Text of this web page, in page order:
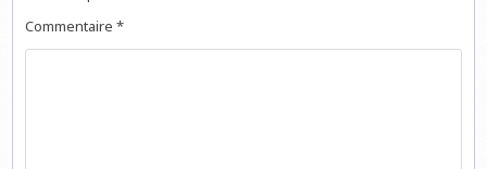
Commentaire*